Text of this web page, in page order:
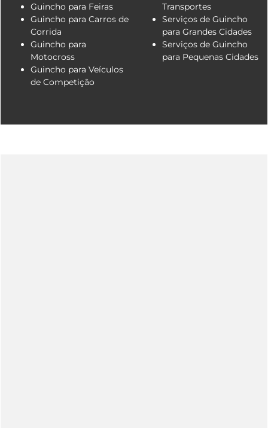
Guincho para Feiras
Guincho para Carros de
Corrida
Guincho para
Motocross
Guincho para Veículos
de Competição
Transportes
Serviços de Guincho
para Grandes Cidades
Serviços de Guincho
para Pequenas Cidades